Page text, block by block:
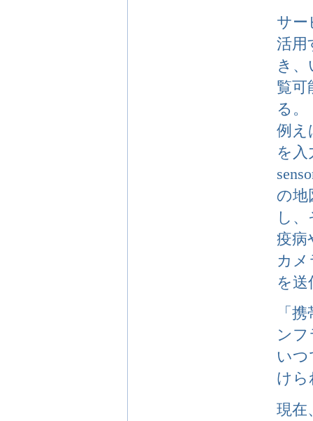
サー
活用
き
覧可
る。
例え
を入
の地
し
疫病
カメ
を
「
ン
い
けら
現在